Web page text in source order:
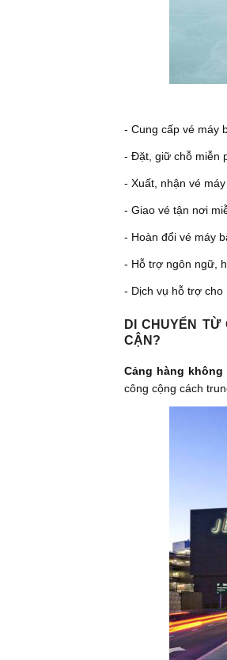
- Cung cấp vé máy
- Đặt, giữ chỗ miễn
- Xuất, nhận vé
- Giao vé tận nơi
- Hoàn đổi vé máy
- Hỗ trợ ngôn ngữ,
- Dịch vụ hỗ trợ
DI CHUYỂN TỪ
CẬN?
Cảng hàng
công cộng cách